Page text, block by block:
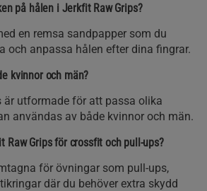
på hålen i Jerkfit Raw Grips?
en remsa sandpapper som du
och anpassa hålen efter dina fingrar.
kvinnor och män?
är utformade för att passa olika
användas av både kvinnor och män.
Raw Grips för crossfit och pull-ups?
för övningar som pull-ups,
där du behöver extra skydd